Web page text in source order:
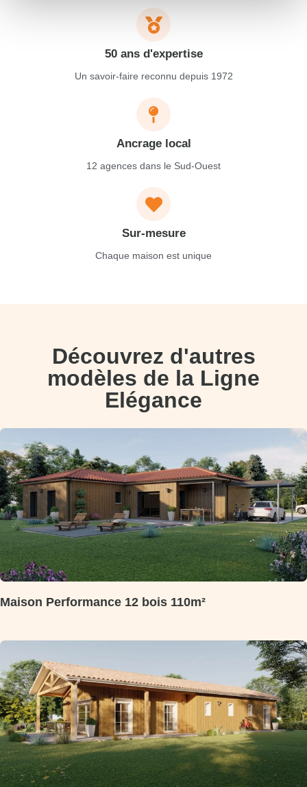
50 ans d'expertise
Un savoir-faire reconnu depuis 1972
Ancrage local
12 agences dans le Sud-Ouest
Sur-mesure
Chaque maison est unique
Découvrez d'autres
modèles de la Ligne
Elégance
Maison Performance 12 bois 110m²